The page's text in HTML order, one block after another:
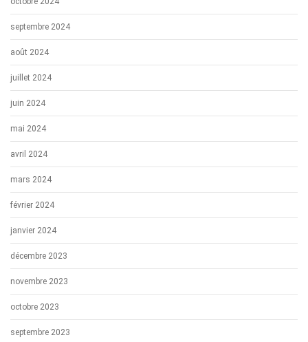
septembre 2024
août 2024
juillet 2024
juin 2024
mai 2024
avril 2024
mars 2024
février 2024
janvier 2024
décembre 2023
novembre 2023
octobre 2023
septembre 2023